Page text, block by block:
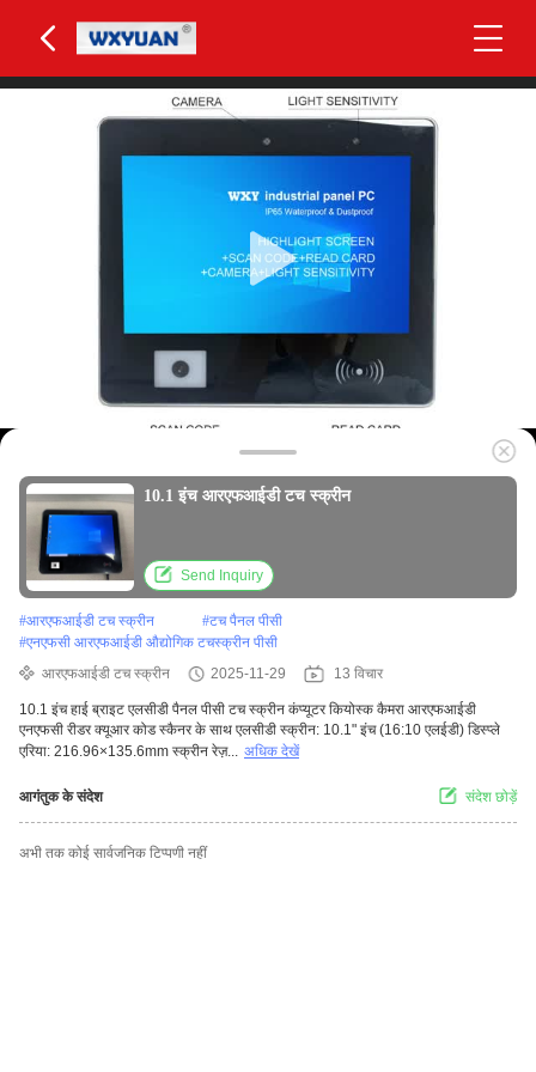
10.1 इंच आरएफआईडी टच स्क्रीन
Send Inquiry
#आरएफआईडी टच स्क्रीन #टच पैनल पीसी
#एनएफसी आरएफआईडी औद्योगिक टचस्क्रीन पीसी
आरएफआईडी टच स्क्रीन
2025-11-29 13 विचार
10.1 इंच हाई ब्राइट एलसीडी पैनल पीसी टच स्क्रीन कंप्यूटर कियोस्क कैमरा आरएफआईडी
एनएफसी रीडर क्यूआर कोड स्कैनर के साथ एलसीडी स्क्रीन: 10.1" इंच (16:10 एलईडी) डिस्प्ले
एरिया: 216.96×135.6mm स्क्रीन रेज़... अधिक देखें
आगंतुक के संदेश संदेश छोड़ें
अभी तक कोई सार्वजनिक टिप्पणी नहीं